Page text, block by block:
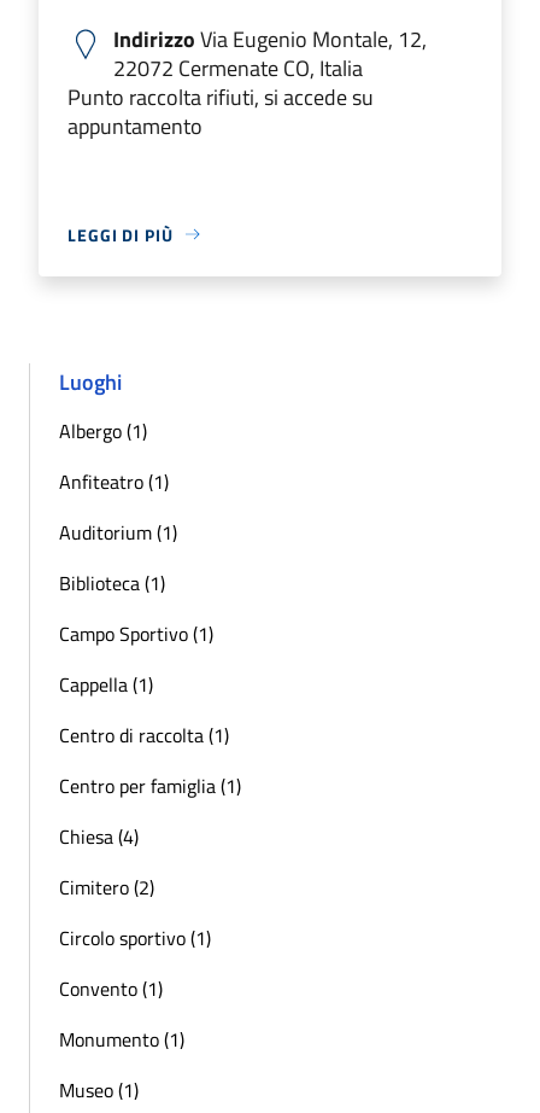
IndirizzoVia Eugenio Montale, 12,
22072 Cermenate CO, Italia
Punto raccolta rifiuti, si accede su
appuntamento
LEGGI DI PIÙ
Luoghi
Albergo (1)
Anfiteatro (1)
Auditorium (1)
Biblioteca (1)
Campo Sportivo (1)
Cappella (1)
Centro di raccolta (1)
Centro per famiglia (1)
Chiesa (4)
Cimitero (2)
Circolo sportivo (1)
Convento (1)
Monumento (1)
Museo (1)